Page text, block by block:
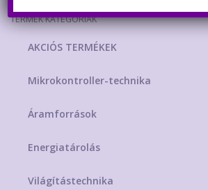
TERMÉK KATEGÓRIÁK
AKCIÓS TERMÉKEK
Mikrokontroller-technika
Áramforrások
Energiatárolás
Világítástechnika